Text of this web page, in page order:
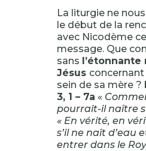
La liturgie ne
le début de la
avec Nicodème
message. Que
sans l’étonnante
Jésus
sein de sa mère ?
3, 1 – 7a «
pourrait-il naître
« En vérité, en
s’il ne naît d’eau
entrer dans le